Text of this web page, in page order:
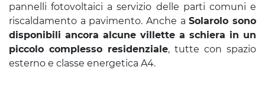
pannelli fotovoltaici a servizio delle parti comuni e
riscaldamento a pavimento. Anche aSolarolo sono
disponibili ancora alcune villette a schiera in un
piccolo complesso residenziale, tutte con spazio
esterno e classe energetica A4.